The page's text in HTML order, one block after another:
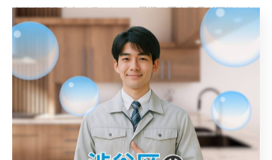
方法を組み合わせることで、早期の漏水発見が可能にな
り、修理コストの削減に寄与します。
専門機材を用いた詳細な調査
漏水調査を行う際、専門機材の使用は非常に重要です。
特に地中や壁内における水漏れは、目に見えない場所で
問題が発生するため、徹底した調査が求められます。ミ
ライ水道センターでは、音響センサーやガス検知器など